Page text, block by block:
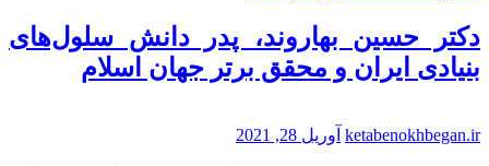
دکتر حسین بهاروند، پدر دانش سلول‌های
بنیادی ایران و محقق برتر جهان اسلام
ketabenokhbegan.ir آوریل 28, 2021